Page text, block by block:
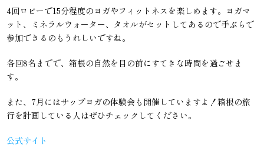
4回ロビーで15分程度のヨガやフィットネスを楽しめます。ヨガマ
ット、ミネラルウォーター、タオルがセットしてあるので手ぶらで
参加できるのもうれしいですね。
各回8名までで、箱根の自然を目の前にすてきな時間を過ごせま
す。
また、7月にはサップヨガの体験会も開催していますよ！箱根の旅
行を計画している人はぜひチェックしてください。
公式サイト